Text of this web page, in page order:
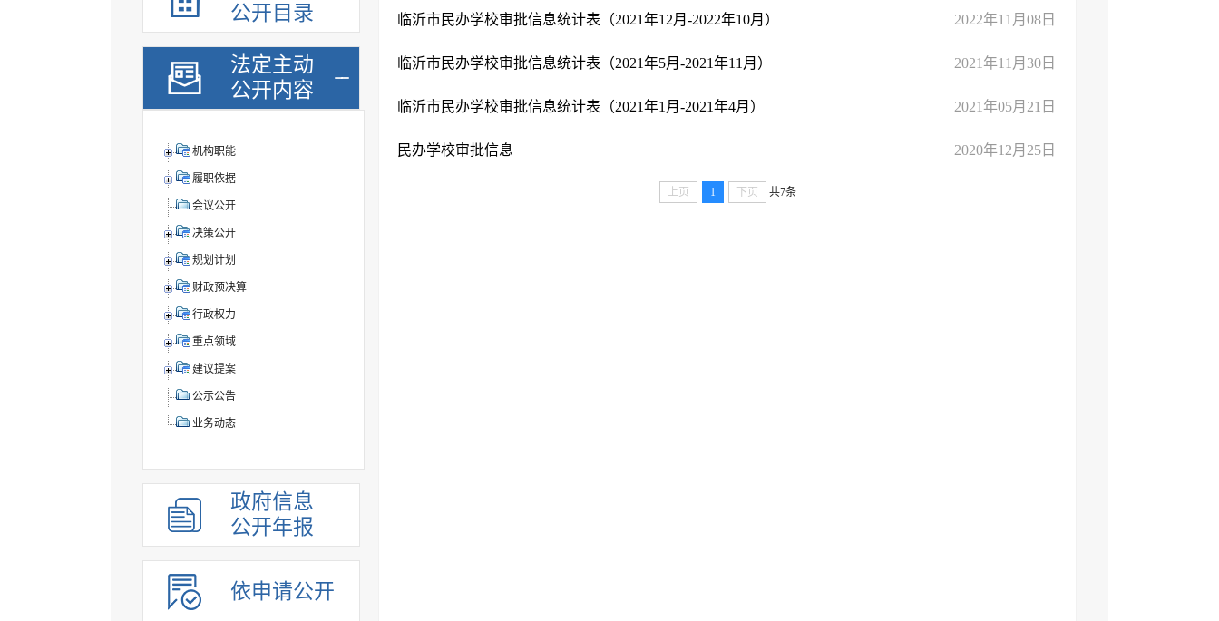
公开目录
法定主动
公开内容
机构职能
履职依据
会议公开
决策公开
规划计划
财政预决算
行政权力
重点领域
建议提案
公示公告
业务动态
政府信息
公开年报
依申请公开
临沂市民办学校审批信息统计表（2021年12月-2022年10月） 2022年11月08日
临沂市民办学校审批信息统计表（2021年5月-2021年11月） 2021年11月30日
临沂市民办学校审批信息统计表（2021年1月-2021年4月） 2021年05月21日
民办学校审批信息 2020年12月25日
上页 1 下页 共7条